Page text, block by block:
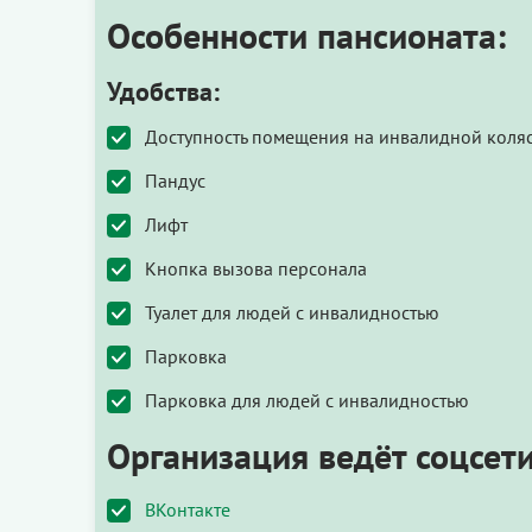
Особенности пансионата:
Удобства:
Доступность помещения на инвалидной
Пандус
Лифт
Кнопка вызова персонала
Туалет для людей с инвалидностью
Парковка
Парковка для людей с инвалидностью
Организация ведёт
ВКонтакте